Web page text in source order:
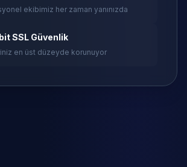
ekibimiz her zaman yanınızda
SSL Güvenlik
en üst düzeyde korunuyor